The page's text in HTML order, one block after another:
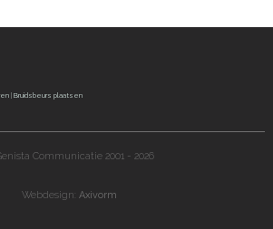
|Bruidsbeurs plaatsen
Communicatie 2001 - 2026
Webdesign:Axivorm